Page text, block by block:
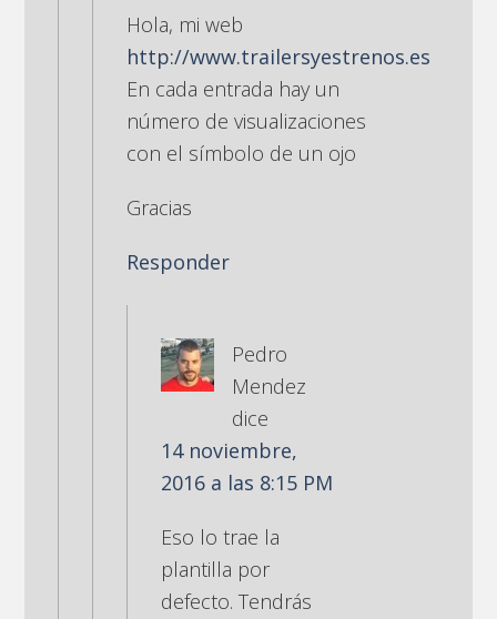
Hola, mi web
http://www.trailersyestrenos.es
En cada entrada hay un
número de visualizaciones
con el símbolo de un ojo
Gracias
Responder
Pedro
Mendez
dice
14 noviembre,
2016 a las 8:15 PM
Eso lo trae la
plantilla por
defecto. Tendrás